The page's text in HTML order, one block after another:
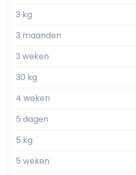
3 kg
3 maanden
3 weken
30 kg
4 weken
5 dagen
5 kg
5 weken